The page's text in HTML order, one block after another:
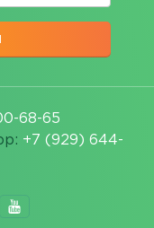
68-65
+7 (929) 644-